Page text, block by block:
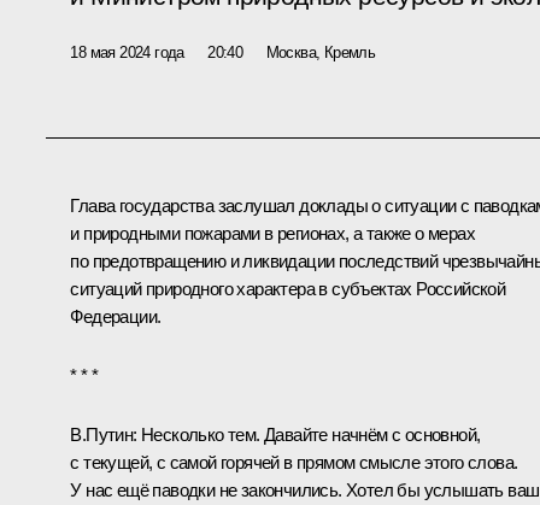
18 мая 2024 года 20:40 Москва, Кремль
Глава государства заслушал доклады о ситуации с
и природными пожарами в регионах, а также о мерах
по предотвращению и ликвидации последствий
ситуаций природного характера в субъектах Российской
Федерации.
* * *
В.Путин: Несколько тем. Давайте начнём с основной,
с текущей, с самой горячей в прямом смысле этого слова.
У нас ещё паводки не закончились. Хотел бы услышать ваш